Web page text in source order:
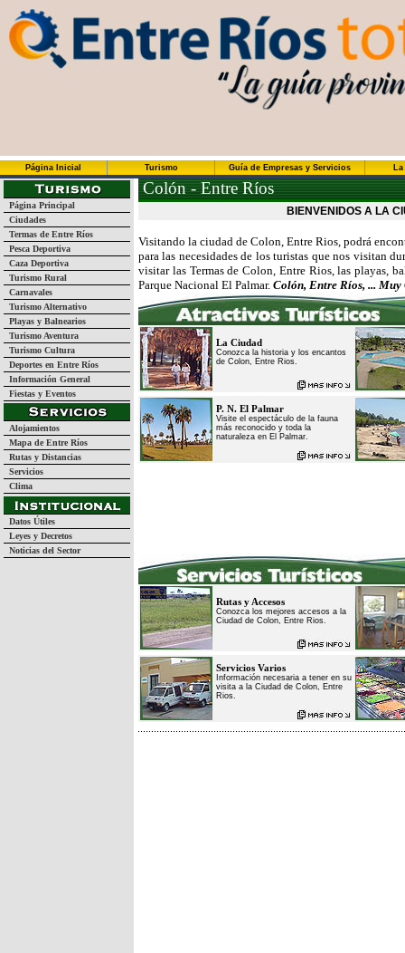
Página Inicial Turismo Guía de Empresas y Servicios
Página Principal
Ciudades
Termas de Entre Ríos
Pesca Deportiva
Caza Deportiva
Turismo Rural
Carnavales
Turismo Alternativo
Playas y Balnearios
Turismo Aventura
Turismo Cultura
Deportes en Entre Ríos
Información General
Fiestas y Eventos
Alojamientos
Mapa de Entre Ríos
Rutas y Distancias
Servicios
Clima
Datos Útiles
Leyes y Decretos
Noticias del Sector
Colón - Entre Ríos
BIENVENIDOS A LA
Visitando la ciudad de Colon, Entre Rios, podrá
para las necesidades de los turistas que nos visitan
visitar las Termas de Colon, Entre Rios, las playas,
Parque Nacional El Palmar. Colón, Entre Ríos, ... Muy
La Ciudad
Conozca la historia y los encantos
de Colon, Entre Rios.
P. N. El Palmar
Visite el espectáculo de la fauna
más reconocido y toda la
naturaleza en El Palmar.
Rutas y Accesos
Conozca los mejores accesos a la
Ciudad de Colon, Entre Rios.
Servicios Varios
Información necesaria a tener en su
visita a la Ciudad de Colon, Entre
Rios.